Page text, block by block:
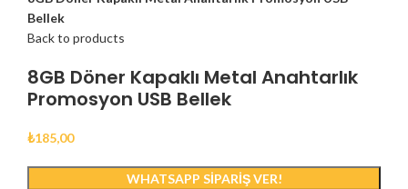
Bellek
Back to products
8GB Döner Kapaklı Metal Anahtarlık
Promosyon USB Bellek
₺185,00
WHATSAPP SIPARIŞ VER!